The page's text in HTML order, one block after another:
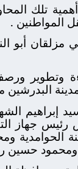
تلك
المواطنين .
مزلقان
وتطوير
مدينة
إبراهيم
جهاز
ومحمود